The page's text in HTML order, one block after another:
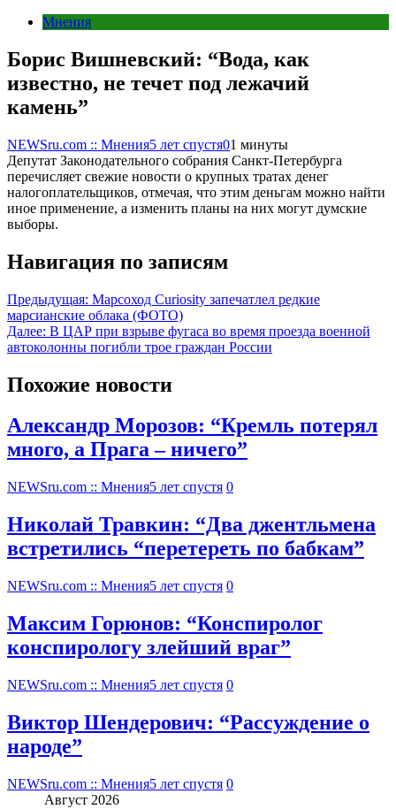
Мнения
Борис Вишневский: “Вода, как
известно, не течет под лежачий
камень”
NEWSru.com :: Мнения5 лет спустя01 минуты
Депутат Законодательного собрания Санкт-Петербурга
перечисляет свежие новости о крупных тратах денег
налогоплательщиков, отмечая, что этим деньгам можно найти
иное применение, а изменить планы на них могут думские
выборы.
Навигация по записям
Предыдущая: Марсоход Curiosity запечатлел редкие
марсианские облака (ФОТО)
Далее: В ЦАР при взрыве фугаса во время проезда военной
автоколонны погибли трое граждан России
Похожие новости
Александр Морозов: “Кремль потерял
много, а Прага – ничего”
NEWSru.com :: Мнения5 лет спустя 0
Николай Травкин: “Два джентльмена
встретились “перетереть по бабкам”
NEWSru.com :: Мнения5 лет спустя 0
Максим Горюнов: “Конспиролог
конспирологу злейший враг”
NEWSru.com :: Мнения5 лет спустя 0
Виктор Шендерович: “Рассуждение о
народе”
NEWSru.com :: Мнения5 лет спустя 0
Август 2026